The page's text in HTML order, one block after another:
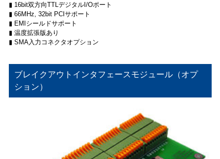
▮ 16bit双方向TTLデジタルI/Oポート
▮ 66MHz, 32bit PCIサポート
▮ EMIシールドサポート
▮ 温度拡張版あり
▮ SMA入力コネクタオプション
ブレイクアウトインタフェースモジュール（オプ
ション）